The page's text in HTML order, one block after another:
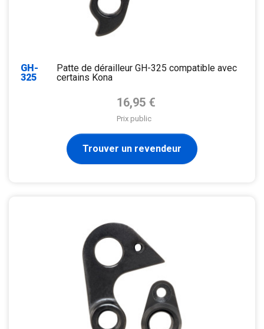
GH-
325
Patte de dérailleur GH-325 compatible avec
certains Kona
Prix de base
16,95 €
Prix public
Trouver un revendeur